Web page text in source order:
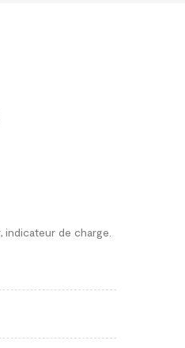
indicateur de charge.